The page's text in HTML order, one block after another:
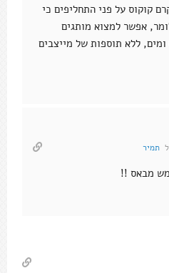
קוקוס על פני התחליפים כי
אפשר למצוא מותגים
ללא תוספות של מייצבים
תמיר
מבאס !!